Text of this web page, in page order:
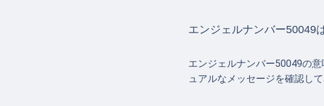
エンジェルナンバー50049
エンジェルナンバー50049の
ュアルなメッセージを確認して